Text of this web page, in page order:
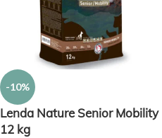
-10%
Lenda Nature Senior Mobility
12 kg